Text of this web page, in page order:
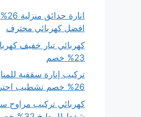
افضل كهربائي محترف
كهربائي تيار خفيف
23% خصم
تركيب إنارة سقفية
26% خصم تشطيب احترافي
كهربائي تركيب مراوح